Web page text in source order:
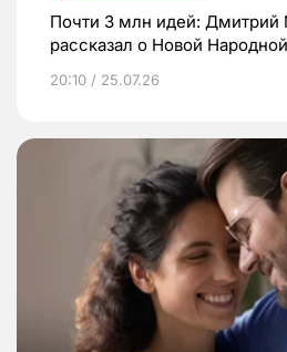
Почти 3 млн идей: Дмитрий
рассказал о Новой
20:10 / 25.07.26